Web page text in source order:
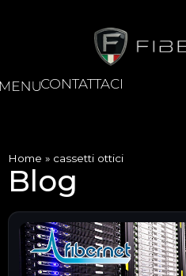
CONTATTACI
Home » cassetti ottici
Blog